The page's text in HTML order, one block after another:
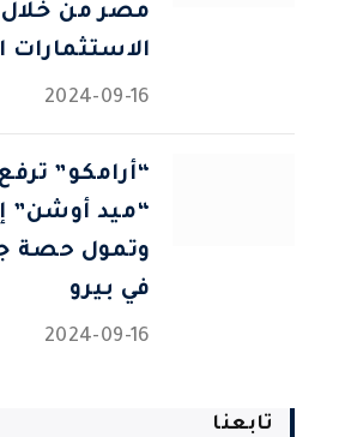
مصر من
الاستثمارات
2024-09-16
“أرامكو”
وتمول حصة
في بيرو
2024-09-16
تابعنا